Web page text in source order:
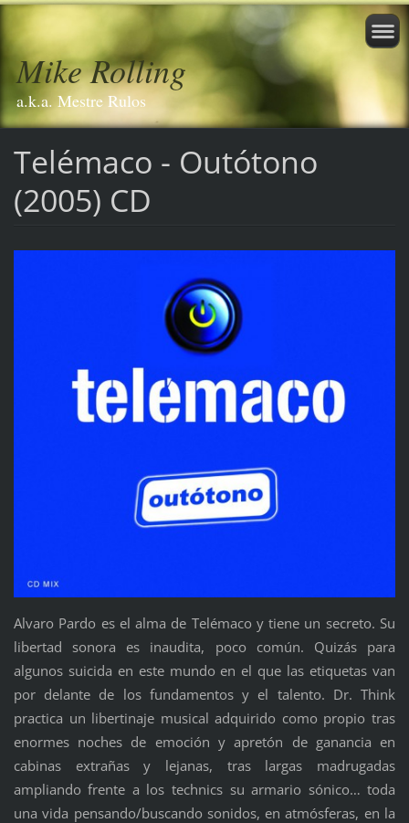
Mike Rolling
a.k.a. Mestre Rulos
Telémaco - Outótono
(2005) CD
Alvaro Pardo es el alma de Telémaco y tiene un secreto. Su
libertad sonora es inaudita, poco común. Quizás para
algunos suicida en este mundo en el que las etiquetas van
por delante de los fundamentos y el talento. Dr. Think
practica un libertinaje musical adquirido como propio tras
enormes noches de emoción y apretón de ganancia en
cabinas extrañas y lejanas, tras largas madrugadas
ampliando frente a los technics su armario sónico… toda
una vida pensando/buscando sonidos, en atmósferas, en la